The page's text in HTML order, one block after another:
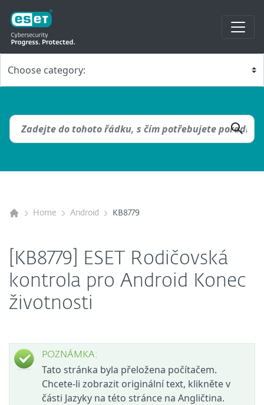
Home Android KB8779
[KB8779] ESET Rodičovská
kontrola pro Android Konec
životnosti
POZNÁMKA:
Tato stránka byla přeložena počítačem.
Chcete-li zobrazit originální text, klikněte v
části Jazyky na této stránce na Angličtina.